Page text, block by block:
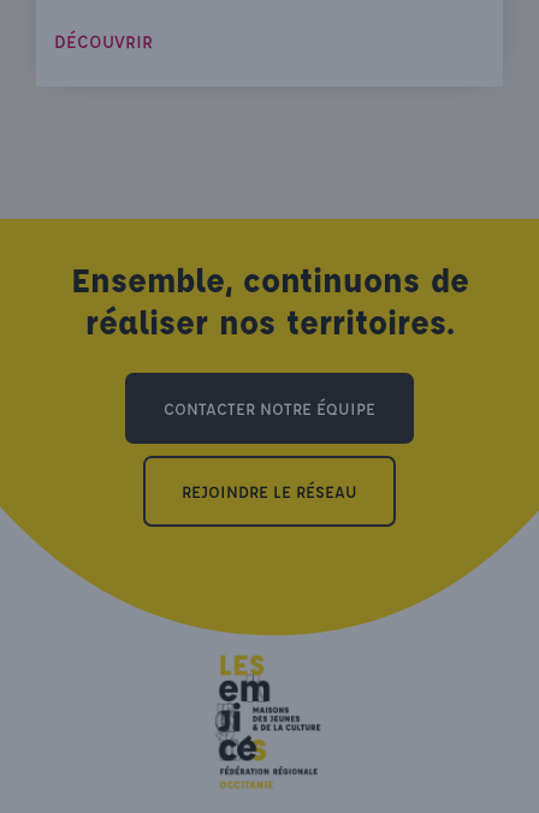
DÉCOUVRIR
Ensemble, continuons de
réaliser nos territoires.
CONTACTER NOTRE ÉQUIPE
REJOINDRE LE RÉSEAU